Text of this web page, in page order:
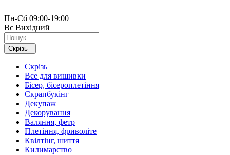
Пн-Сб 09:00-19:00
Вс Вихідний
Скрізь
Скрізь
Все для вишивки
Бісер, бісероплетіння
Скрапбукінг
Декупаж
Декорування
Валяння, фетр
Плетіння, фриволіте
Квілтінг, шиття
Килимарство